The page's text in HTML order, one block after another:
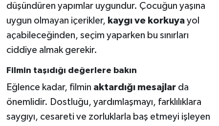
düşündüren yapımlar uygundur. Çocuğun yaşına
uygun olmayan içerikler, kaygı ve korkuyayol
açabileceğinden, seçim yaparken bu sınırları
ciddiye almak gerekir.
Filmin taşıdığı değerlere bakın
Eğlence kadar, filmin aktardığı mesajlarda
önemlidir. Dostluğu, yardımlaşmayı, farklılıklara
saygıyı, cesareti ve zorluklarla baş etmeyi işleyen